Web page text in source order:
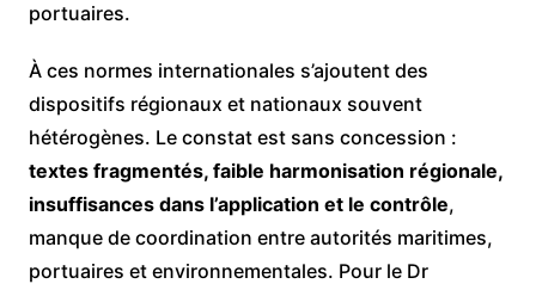
portuaires.
À ces normes internationales s’ajoutent des
dispositifs régionaux et nationaux souvent
hétérogènes. Le constat est sans concession :
textes fragmentés, faible harmonisation régionale,
insuffisances dans l’application et le contrôle,
manque de coordination entre autorités maritimes,
portuaires et environnementales. Pour le Dr